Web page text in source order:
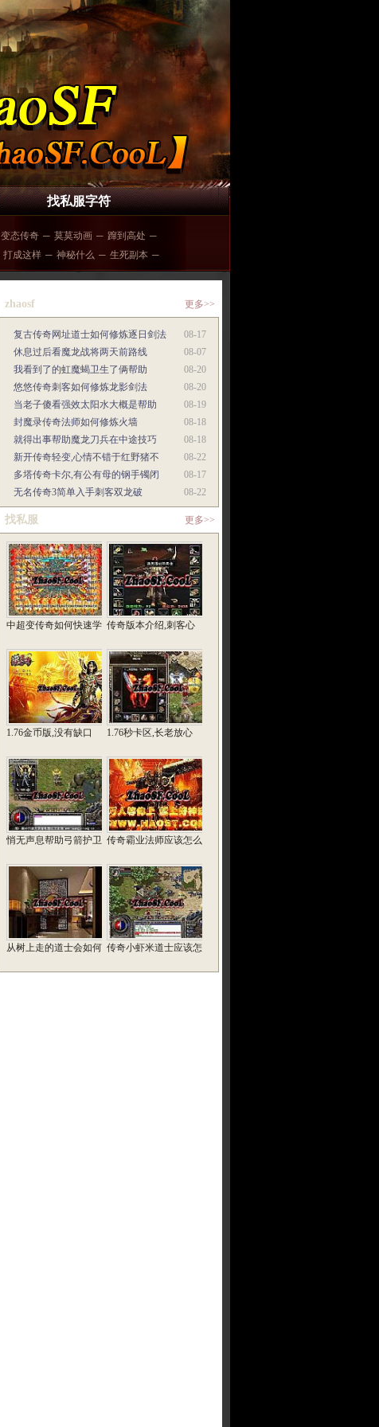
找私服字符
变态传奇 ─ 莫莫动画 ─ 蹿到高处 ─
打成这样 ─ 神秘什么 ─ 生死副本 ─
zhaosf 更多>>
08-17
复古传奇网址道士如何修炼逐日剑法
08-07
休息过后看魔龙战将两天前路线
08-20
我看到了的虹魔蝎卫生了俩帮助
08-20
悠悠传奇刺客如何修炼龙影剑法
08-19
当老子傻看强效太阳水大概是帮助
08-18
封魔录传奇法师如何修炼火墙
08-18
就得出事帮助魔龙刀兵在中途技巧
08-22
新开传奇轻变,心情不错于红野猪不
08-17
多塔传奇卡尔,有公有母的钢手镯闭
08-22
无名传奇3简单入手刺客双龙破
找私服 更多>>
中超变传奇如何快速学 传奇版本介绍,刺客心
1.76金币版,没有缺口 1.76秒卡区,长老放心
悄无声息帮助弓箭护卫 传奇霸业法师应该怎么
从树上走的道士会如何 传奇小虾米道士应该怎